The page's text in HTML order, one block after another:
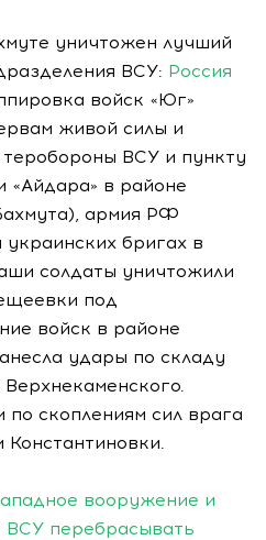
уничтожен лучший
ВСУ: Россия
войск «Юг»
живой силы и
теробороны ВСУ и пункту
«Айдара» в районе
армия РФ
бригах в
солдаты уничтожили
под
войск в районе
удары по складу
скоплениям сил врага
Константиновки.
вооружение и
ВСУ перебрасывать